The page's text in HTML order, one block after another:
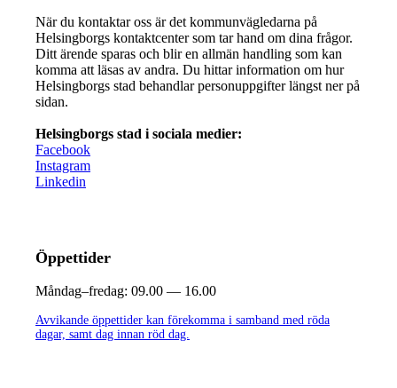
När du kontaktar oss är det kommunvägledarna på
Helsingborgs kontaktcenter som tar hand om dina frågor.
Ditt ärende sparas och blir en allmän handling som kan
komma att läsas av andra. Du hittar information om hur
Helsingborgs stad behandlar personuppgifter längst ner på
sidan.
Helsingborgs stad i sociala medier:
Facebook
Instagram
Linkedin
Öppettider
Måndag–fredag: 09.00 — 16.00
Avvikande öppettider kan förekomma i samband med röda
dagar, samt dag innan röd dag.